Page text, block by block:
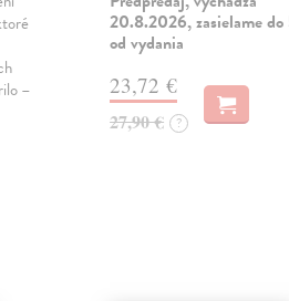
–
20.8.2026, zasielame
od vydania
23,72 €
27,90 € ?